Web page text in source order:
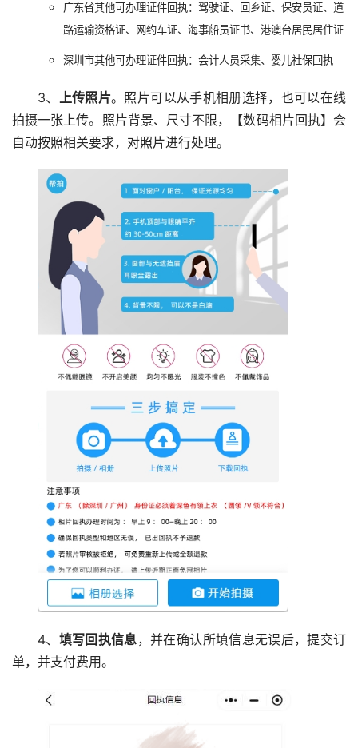
广东省其他可办理证件回执：驾驶证、回乡证、保安员证、道
路运输资格证、网约车证、海事船员证书、港澳台居民居住证
深圳市其他可办理证件回执：会计人员采集、婴儿社保回执
3、 上传照片。照片可以从手机相册选择，也可以在线
拍摄一张上传。照片背景、尺寸不限，【数码相片回执】会
自动按照相关要求，对照片进行处理。
4、 填写回执信息，并在确认所填信息无误后，提交订
单，并支付费用。